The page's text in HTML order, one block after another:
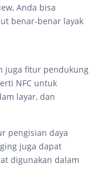
Anda bisa
benar-benar layak
juga fitur pendukung
NFC untuk
layar, dan
pengisian daya
juga dapat
digunakan dalam